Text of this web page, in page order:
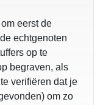
eerst de
echtgenoten
op te
begraven, als
verifiëren dat je
om zo